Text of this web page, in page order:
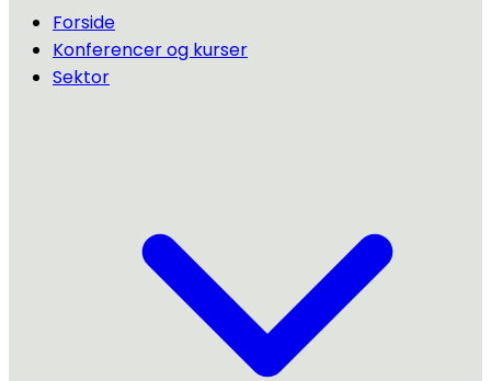
Forside
Konferencer og kurser
Sektor